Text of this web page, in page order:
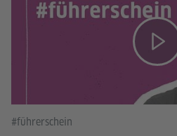
#führerschein